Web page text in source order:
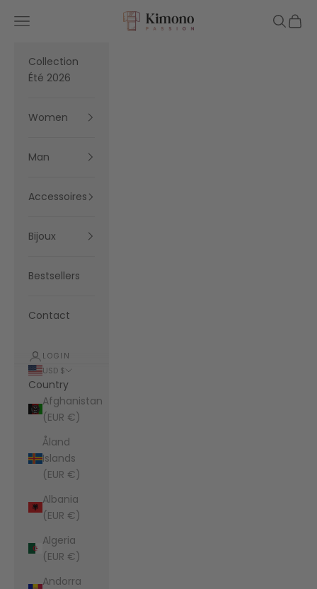
Kimono Passion
Navigation menu Search
Cart
Collection
Été 2026
Women
Man
Accessoires
Bijoux
Bestsellers
Contact
LOGIN
USD $
Country
Afghanistan
(EUR €)
Åland
Islands
(EUR €)
Albania
(EUR €)
Algeria
(EUR €)
Andorra